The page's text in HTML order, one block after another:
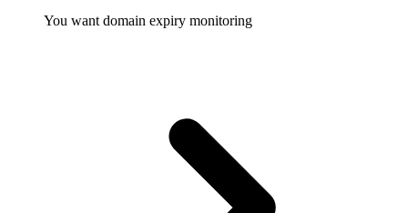
You want domain expiry monitoring